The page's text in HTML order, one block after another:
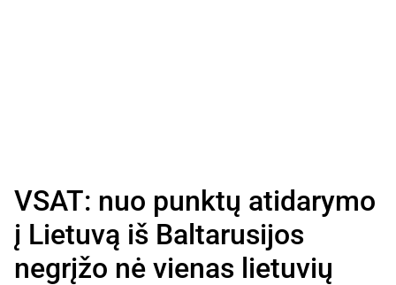
VSAT: nuo punktų atidarymo
į Lietuvą iš Baltarusijos
negrįžo nė vienas lietuvių